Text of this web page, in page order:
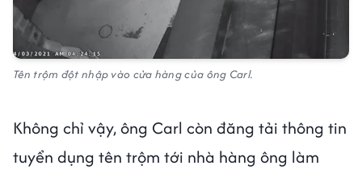
Tên trộm đột nhập vào cửa hàng của ông Carl.
Không chỉ vậy, ông Carl còn đăng tải thông tin
tuyển dụng tên trộm tới nhà hàng ông làm